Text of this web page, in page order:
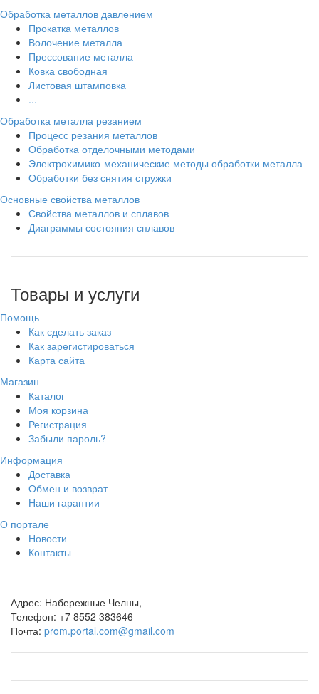
Обработка металлов давлением
Прокатка металлов
Волочение металла
Прессование металла
Ковка свободная
Листовая штамповка
...
Обработка металла резанием
Процесс резания металлов
Обработка отделочными методами
Электрохимико-механические методы обработки металла
Обработки без снятия стружки
Основные свойства металлов
Свойства металлов и сплавов
Диаграммы состояния сплавов
Товары и услуги
Помощь
Как сделать заказ
Как зарегистироваться
Карта сайта
Магазин
Каталог
Моя корзина
Регистрация
Забыли пароль?
Информация
Доставка
Обмен и возврат
Наши гарантии
О портале
Новости
Контакты
Адрес: Набережные Челны,
Телефон: +7 8552 383646
Почта: prom.portal.com@gmail.com